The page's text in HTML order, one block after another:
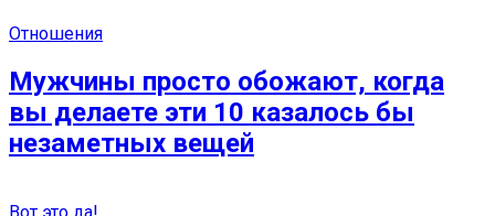
Отношения
Мужчины просто обожают, когда
вы делаете эти 10 казалось бы
незаметных вещей
Вот это да!